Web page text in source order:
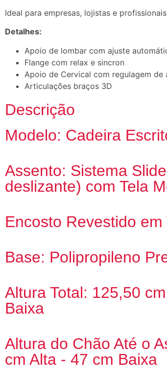
Ideal para empresas, lojistas e
Detalhes:
Apoio de lombar com ajuste
Flange com relax e sincron
Apoio de Cervical com regulagem de
Articulações braços 3D
Descrição
Modelo: Cadeira
Assento: Sistema
deslizante) com Tela
Encosto Revestido em
Base: Polipropileno
Altura Total: 125,50
Baixa
Altura do Chão Até o
cm Alta - 47 cm Baixa